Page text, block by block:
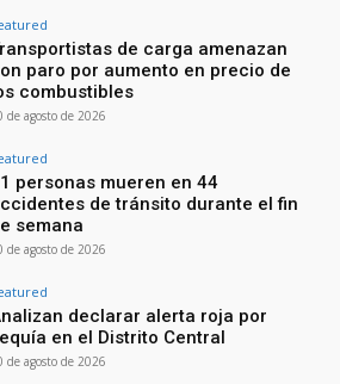
de carga amenazan
paro por aumento en precio de
combustibles
de agosto de 2026
personas mueren en 44
de tránsito durante el fin
semana
de agosto de 2026
declarar alerta roja por
en el Distrito Central
de agosto de 2026